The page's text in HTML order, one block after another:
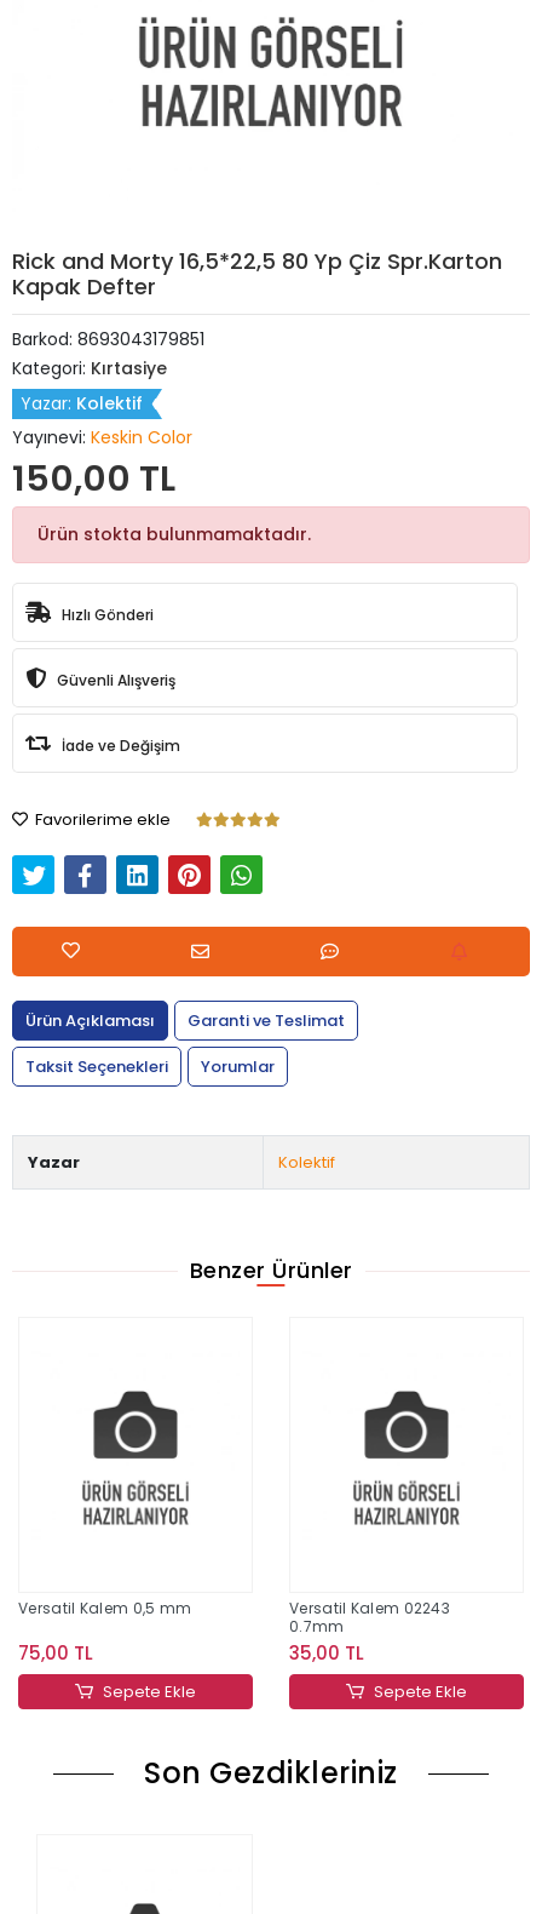
Rick and Morty 16,5*22,5 80 Yp Çiz Spr.Karton
Kapak Defter
Barkod: 8693043179851
Kategori: Kırtasiye
Yazar: Kolektif
Yayınevi: Keskin Color
150,00 TL
Ürün stokta bulunmamaktadır.
Hızlı Gönderi
Güvenli Alışveriş
İade ve Değişim
Favorilerime ekle
Ürün Açıklaması
Garanti ve Teslimat
Taksit Seçenekleri
Yorumlar
Yazar Kolektif
Benzer Ürünler
Versatil Kalem 0,5 mm
75,00 TL
Sepete Ekle
Versatil Kalem 02243
0.7mm
35,00 TL
Sepete Ekle
Son Gezdikleriniz